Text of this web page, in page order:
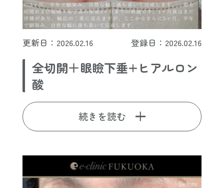
更新日：2026.02.16 登録日：2026.02.16
全切開＋眼瞼下垂+ヒアルロン
酸
続きを読む